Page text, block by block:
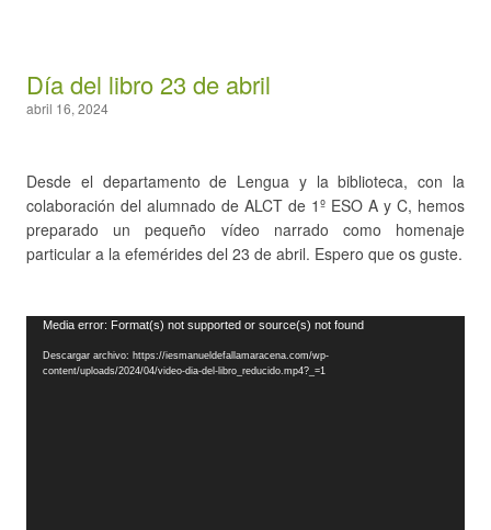
Día del libro 23 de abril
abril 16, 2024
Desde el departamento de Lengua y la biblioteca, con la
colaboración del alumnado de ALCT de 1º ESO A y C, hemos
preparado un pequeño vídeo narrado como homenaje
particular a la efemérides del 23 de abril. Espero que os guste.
Reproductor
vídeo
Media error: Format(s) not supported or source(s) not found
Descargar archivo: https://iesmanueldefallamaracena.com/wp-
content/uploads/2024/04/video-dia-del-libro_reducido.mp4?_=1